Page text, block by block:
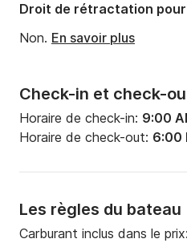
Check-in et check-
Horaire de check-in: 9:00
Horaire de check-out: 6:00
Les règles du bateau
Carburant inclus dans le prix:
Droit de rétractation
Non. En savoir plus